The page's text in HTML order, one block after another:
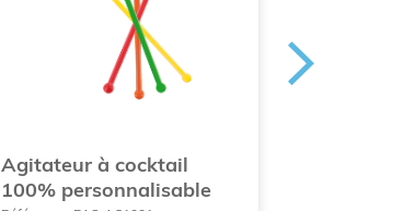
Agitateur à cocktail
100% personnalisable